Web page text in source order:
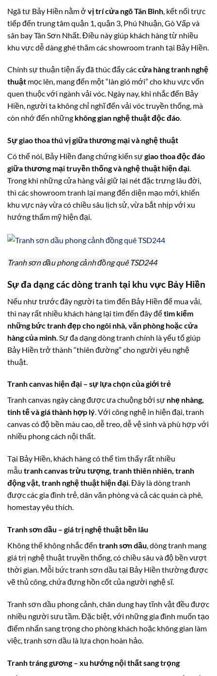
Ngã tư Bảy Hiền nằm ở vị trí cửa ngõ Tân Bình , kết nối trực
tiếp đến trung tâm quận 1, quận 3, Phú Nhuận, Gò Vấp và
sân bay Tân Sơn Nhất. Điều này giúp khách hàng từ nhiều
khu vực dễ dàng ghé thăm các showroom tranh tại Bảy Hiền.
Chính sự thuận tiện ấy đã thúc đẩy cáccửa hàng tranh nghệ
thuật mọc lên, mang đến một “làn gió mới” cho khu vực vốn
quen thuộc với ngành vải vóc. Ngày nay, khi nhắc đến Bảy
Hiền, người ta không chỉ nghĩ đến vải vóc truyền thống, mà
còn nhớ đến những không gian nghệ thuật độc đáo.
Sự giao thoa thú vị giữa thương mại và nghệ thuật
Có thể nói, Bảy Hiền đang chứng kiến sựgiao thoa độc đáo
giữa thương mại truyền thống và nghệ thuật hiện đại.
Trong khi những cửa hàng vải giữ lại nét đặc trưng lâu đời,
thì các showroom tranh lại mang đến diện mạo mới, khiến
khu vực này vừa có chiều sâu lịch sử, vừa bắt nhịp với xu
hướng thẩm mỹ hiện đại.
Tranh sơn dầu phong cảnh đồng quê TSD244
Sự đa dạng các dòng tranh tại khu vực Bảy Hiền
Nếu như trước đây người ta tìm đến Bảy Hiền để mua vải,
thì nay rất nhiều khách hàng lại tìm đến đây đểtìm kiếm
những bức tranh đẹp cho ngôi nhà, văn phòng hoặc cửa
hàng của mình . Sự đa dạng dòng tranh chính là yếu tố giúp
Bảy Hiền trở thành “thiên đường” cho người yêu nghệ
thuật.
Tranh canvas hiện đại – sự lựa chọn của giới trẻ
Tranh canvas ngày càng được ưa chuộng bởi sự nhẹ nhàng,
tinh tế và giá thành hợp lý. Với công nghệ in hiện đại, tranh
canvas có độ bền màu cao, dễ treo, dễ vệ sinh và phù hợp với
nhiều phong cách nội thất.
Tại Bảy Hiền, khách hàng có thể tìm thấy rất nhiều
mẫu tranh canvas trừu tượng, tranh thiên nhiên, tranh
động vật, tranh nghệ thuật hiện đại. Đây là dòng tranh
được các gia đình trẻ, dân văn phòng và cả các quán cà phê,
homestay yêu thích.
Tranh sơn dầu – giá trị nghệ thuật bền lâu
Không thể không nhắc đến tranh sơn dầu, dòng tranh mang
giá trị nghệ thuật truyền thống, có chiều sâu và độ bền vượt
thời gian. Mỗi bức tranh sơn dầu tại Bảy Hiền thường được
vẽ thủ công, chứa đựng hồn cốt của người nghệ sĩ.
Tranh sơn dầu phong cảnh, chân dung hay tĩnh vật đều được
nhiều người sưu tầm. Đặc biệt, với những gia đình muốn tạo
điểm nhấn sang trọng cho phòng khách hoặc không gian làm
việc, tranh sơn dầu là lựa chọn hoàn hảo.
Tranh tráng gương – xu hướng nội thất sang trọng